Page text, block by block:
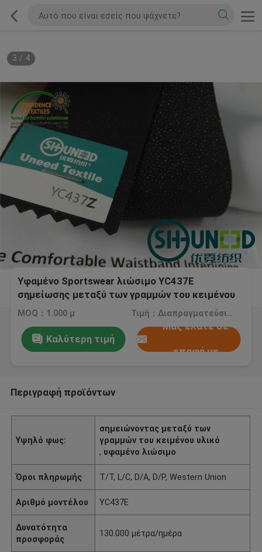
3 / 4
Υφαμένο Sportswear λιώσιμο YC437E
σημείωσης μεταξύ των γραμμών του κειμένου
ζωνών ενζυμικού πλυσίματος 90℃ ελαστικό
MOQ：1.000 μ Τιμή：Διαπραγματεύσιμος
Καλύτερη τιμή
Μας ελάτε σε
επαφή με
Περιγραφή προϊόντων
Υψηλό φως:
σημειώνοντας μεταξύ των
γραμμών του κειμένου υλικό
, υφαμένο λιώσιμο
Όροι πληρωμής T/T, L/C, D/A, D/P, Western Union
Αριθμό μοντέλου YC437E
Δυνατότητα
προσφοράς
130.000 μέτρα/ημέρα